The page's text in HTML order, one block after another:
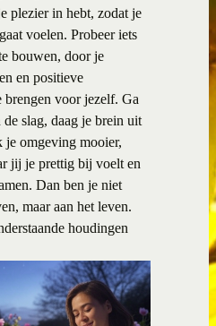
plezier in hebt, zodat je
voelen. Probeer iets
bouwen, door je
en positieve
brengen voor jezelf. Ga
de slag, daag je brein uit
je omgeving mooier,
jij je prettig bij voelt en
Dan ben je niet
maar aan het leven.
houdingen